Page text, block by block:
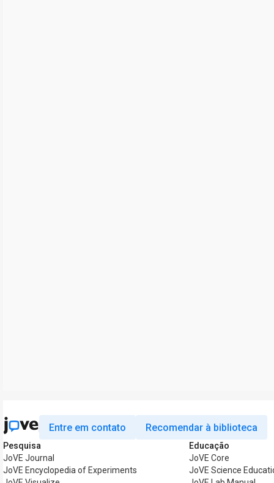
Entre em contato Recomendar à biblioteca
Pesquisa
JoVE Journal
JoVE Encyclopedia of Experiments
Educação
JoVE Core
JoVE Science